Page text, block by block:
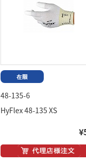
48-135-6
HyFlex 48-135 XS